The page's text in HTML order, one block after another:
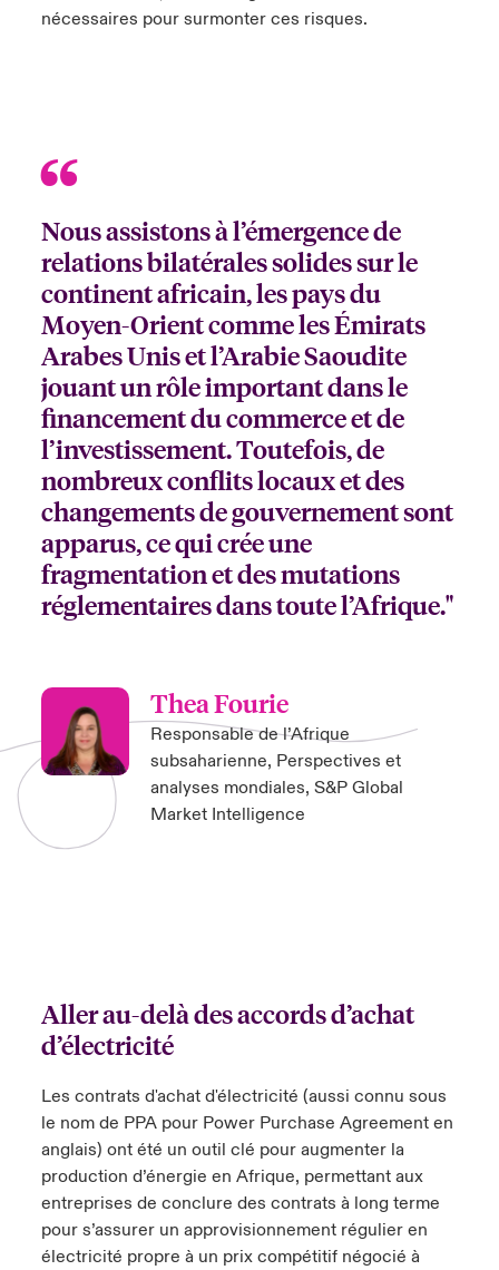
nécessaires pour surmonter ces risques.
Nous assistons à l’émergence de
relations bilatérales solides sur le
continent africain, les pays du
Moyen-Orient comme les Émirats
Arabes Unis et l’Arabie Saoudite
jouant un rôle important dans le
financement du commerce et de
l’investissement. Toutefois, de
nombreux conflits locaux et des
changements de gouvernement sont
apparus, ce qui crée une
fragmentation et des mutations
réglementaires dans toute l’Afrique."
Thea Fourie
Responsable de l’Afrique
subsaharienne, Perspectives et
analyses mondiales, S&P Global
Market Intelligence
Aller au-delà des accords d’achat
d’électricité
Les contrats d'achat d'électricité (aussi connu sous
le nom de PPA pour Power Purchase Agreement en
anglais) ont été un outil clé pour augmenter la
production d’énergie en Afrique, permettant aux
entreprises de conclure des contrats à long terme
pour s’assurer un approvisionnement régulier en
électricité propre à un prix compétitif négocié à